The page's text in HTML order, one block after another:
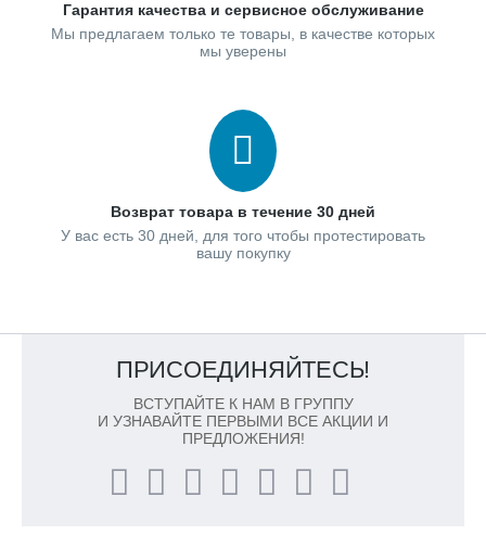
Гарантия качества и сервисное обслуживание
Мы предлагаем только те товары, в качестве которых
мы уверены
Возврат товара в течение 30 дней
У вас есть 30 дней, для того чтобы протестировать
вашу покупку
ПРИСОЕДИНЯЙТЕСЬ!
ВСТУПАЙТЕ К НАМ В ГРУППУ
И УЗНАВАЙТЕ ПЕРВЫМИ ВСЕ АКЦИИ И
ПРЕДЛОЖЕНИЯ!